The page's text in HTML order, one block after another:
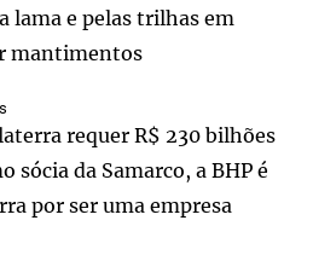
lama e pelas trilhas em
mantimentos
requer R$ 230 bilhões
sócia da Samarco, a BHP é
por ser uma empresa